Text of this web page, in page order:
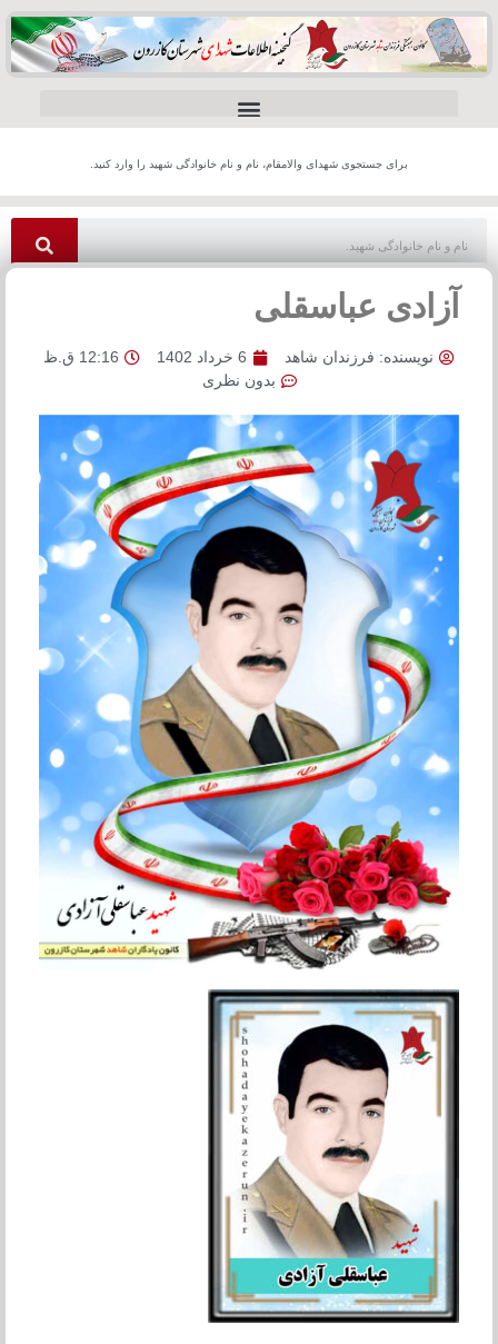
برای جستجوی شهدای والامقام، نام و نام خانوادگی شهید را وارد کنید.
آزادی عباسقلی
نویسنده: فرزندان شاهد 6 خرداد 1402
12:16 ق.ظ
بدون نظری